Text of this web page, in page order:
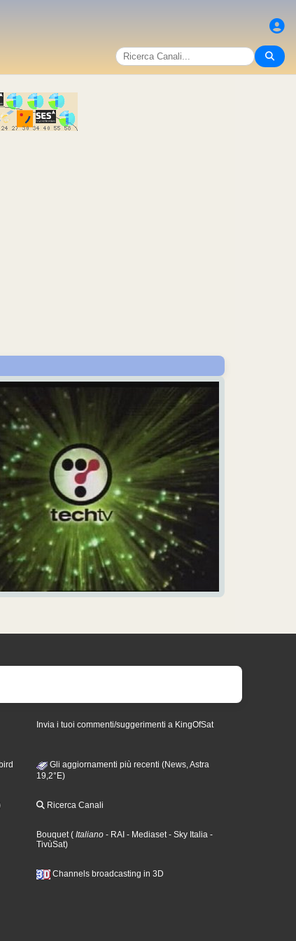
Invia i tuoi commenti/suggerimenti a KingOfSat
Gli aggiornamenti più recenti (News, Astra
19,2°E)
Ricerca Canali
Bouquet( Italiano - RAI - Mediaset- Sky Italia -
TivùSat)
Channels broadcasting in 3D